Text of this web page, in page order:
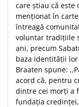
care ştiau că este
menţionat în
întreagă
voluntar tradiţiile
ani, precum
baza identităţii
Braaten spune:
acord că, pentru
dintre cei morţi a
fundaţia